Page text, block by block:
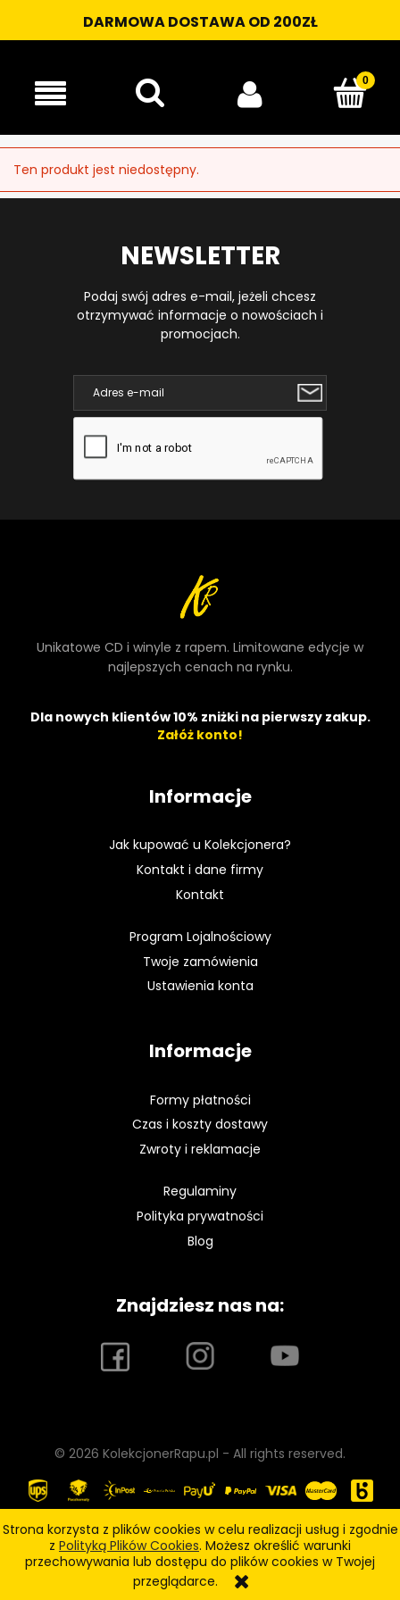
Strona korzysta z plików cookies w celu realizacji usług i zgodnie
z Polityką Plików Cookies. Możesz określić warunki
przechowywania lub dostępu do plików cookies w Twojej
przeglądarce.
DARMOWA DOSTAWA OD 200ZŁ
Ten produkt jest niedostępny.
NEWSLETTER
Podaj swój adres e-mail, jeżeli chcesz
otrzymywać informacje o nowościach i
promocjach.
Unikatowe CD i winyle z rapem. Limitowane edycje w
najlepszych cenach na rynku.
Dla nowych klientów 10% zniżki na pierwszy zakup.
Załóż konto!
Informacje
Jak kupować u Kolekcjonera?
Kontakt i dane firmy
Kontakt
Program Lojalnościowy
Twoje zamówienia
Ustawienia konta
Informacje
Formy płatności
Czas i koszty dostawy
Zwroty i reklamacje
Regulaminy
Polityka prywatności
Blog
Znajdziesz nas na:
© 2026 KolekcjonerRapu.pl - All rights reserved.
pokaż pełną wersję strony
Sklep internetowy Shoper.pl